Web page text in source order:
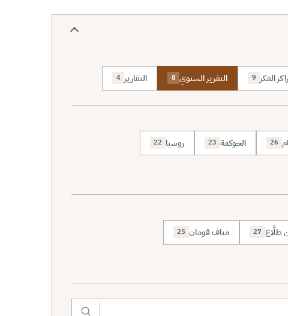
الفكر 9 التقرير السنوي 8 التقارير 4
26 الحوكمة 23 روسيا 22
طلَّاع 27 مناف قومان 25